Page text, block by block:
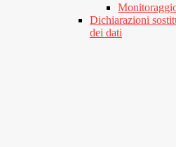
Dichiarazioni
dei dati